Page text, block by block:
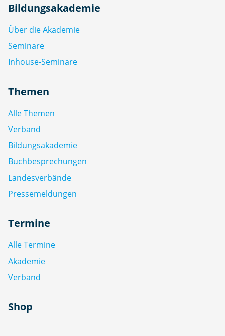
Bildungsakademie
Über die Akademie
Seminare
Inhouse-Seminare
Themen
Alle Themen
Verband
Bildungsakademie
Buchbesprechungen
Landesverbände
Pressemeldungen
Termine
Alle Termine
Akademie
Verband
Shop